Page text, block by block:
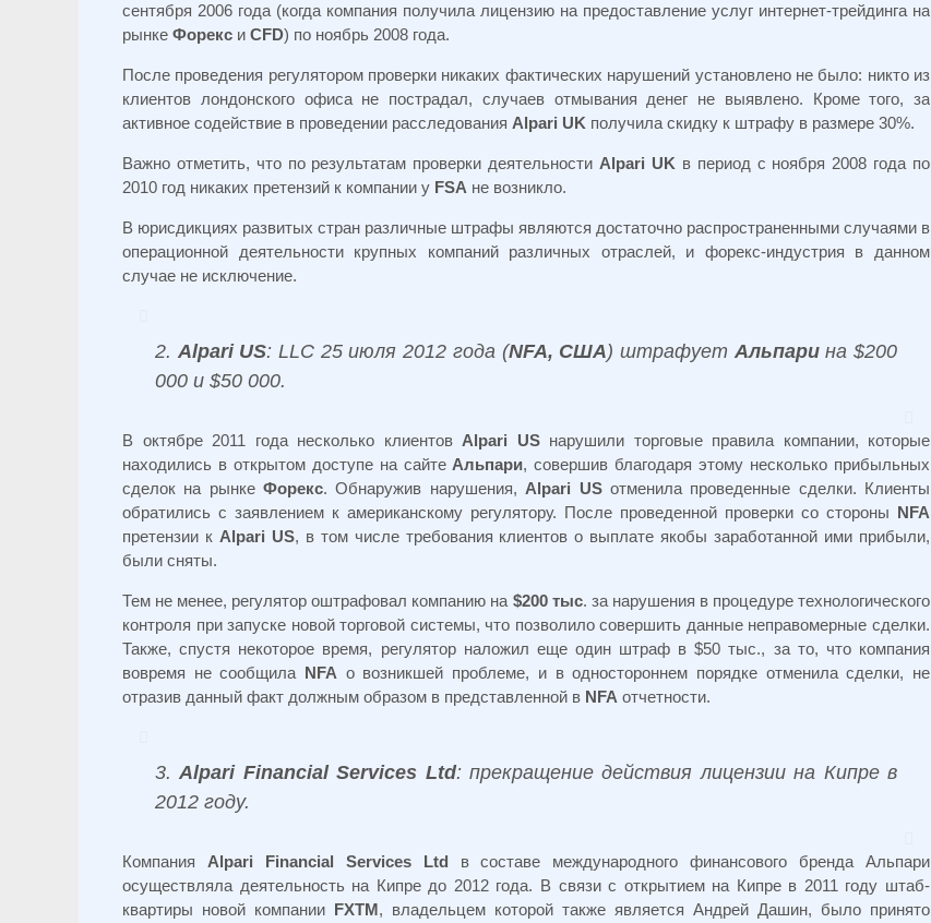
сентября 2006 года (когда компания получила лицензию на предоставление услуг интернет-трейдинга на
рынке Форекс и CFD) по ноябрь 2008 года.
После проведения регулятором проверки никаких фактических нарушений установлено не было: никто из
клиентов лондонского офиса не пострадал, случаев отмывания денег не выявлено. Кроме того, за
активное содействие в проведении расследования Alpari UK получила скидку к штрафу в размере 30%.
Важно отметить, что по результатам проверки деятельности Alpari UK в период с ноября 2008 года по
2010 год никаких претензий к компании у FSA не возникло.
В юрисдикциях развитых стран различные штрафы являются достаточно распространенными случаями в
операционной деятельности крупных компаний различных отраслей, и форекс-индустрия в данном
случае не исключение.
2. Alpari US: LLC 25 июля 2012 года (NFA, США) штрафует Альпарина $200
000 и $50 000.
В октябре 2011 года несколько клиентов Alpari USнарушили торговые правила компании, которые
находились в открытом доступе на сайте Альпари, совершив благодаря этому несколько прибыльных
сделок на рынкеФорекс. Обнаружив нарушения, Alpari USотменила проведенные сделки. Клиенты
обратились с заявлением к американскому регулятору. После проведенной проверки со стороны NFA
претензии к Alpari US, в том числе требования клиентов о выплате якобы заработанной ими прибыли,
были сняты.
Тем не менее, регулятор оштрафовал компанию на $200 тыс. за нарушения в процедуре технологического
контроля при запуске новой торговой системы, что позволило совершить данные неправомерные сделки.
Также, спустя некоторое время, регулятор наложил еще один штраф в $50 тыс., за то, что компания
вовремя не сообщила NFA о возникшей проблеме, и в одностороннем порядке отменила сделки, не
отразив данный факт должным образом в представленной в NFA отчетности.
3.Alpari Financial Services Ltd: прекращение действия лицензии на Кипре в
2012 году.
Компания Alpari Financial Services Ltd в составе международного финансового бренда Альпари
осуществляла деятельность на Кипре до 2012 года. В связи с открытием на Кипре в 2011 году штаб-
квартиры новой компании FXTM, владельцем которой также является Андрей Дашин, было принято